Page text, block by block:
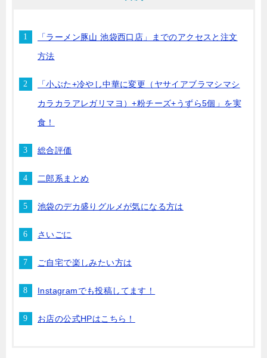
「ラーメン豚山 池袋西口店」までのアクセスと注文
方法
「小ぶた+冷やし中華に変更（ヤサイアブラマシマシ
カラカラアレガリマヨ）+粉チーズ+うずら5個」を実
食！
総合評価
二郎系まとめ
池袋のデカ盛りグルメが気になる方は
さいごに
ご自宅で楽しみたい方は
Instagramでも投稿してます！
お店の公式HPはこちら！